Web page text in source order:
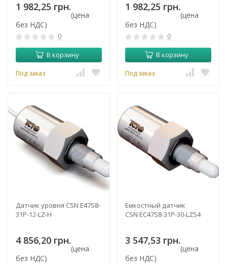
1 982,25 грн.
(цена
без НДС)
0
В корзину
Под заказ
1 982,25 грн.
(цена
без НДС)
0
В корзину
Под заказ
Датчик уровня CSN E47S8-
31P-12-LZ-H
4 856,20 грн.
(цена
без НДС)
Емкостный датчик
CSN EC47S8-31P-30-LZS4
3 547,53 грн.
(цена
без НДС)